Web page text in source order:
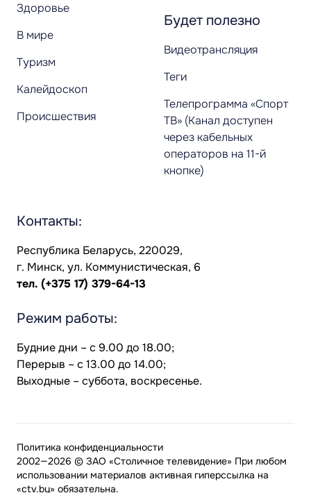
Здоровье
В мире
Туризм
Калейдоскоп
Происшествия
Будет полезно
Видеотрансляция
Теги
Телепрограмма «Спорт
ТВ» (Канал доступен
через кабельных
операторов на 11-й
кнопке)
Контакты:
Республика Беларусь, 220029,
г. Минск, ул. Коммунистическая, 6
тел. (+375 17) 379-64-13
Режим работы:
Будние дни – с 9.00 до 18.00;
Перерыв – с 13.00 до 14.00;
Выходные – суббота, воскресенье.
2002—2026 © ЗАО «Столичное телевидение» При любом
использовании материалов активная гиперссылка на
«ctv.by» обязательна.
Политика конфиденциальности